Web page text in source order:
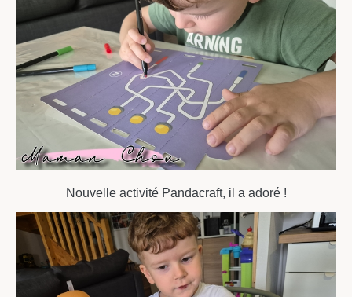
Nouvelle activité Pandacraft, il a adoré !